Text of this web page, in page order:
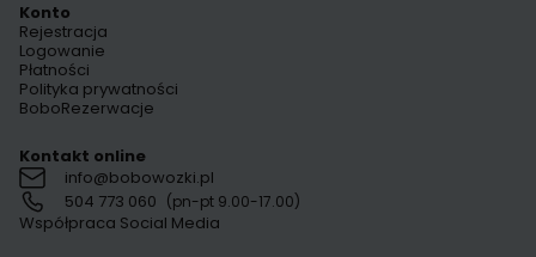
Konto
Rejestracja
Logowanie
Płatności
Polityka prywatności
BoboRezerwacje
Kontakt online
info@bobowozki.pl
504 773 060 (pn-pt 9.00-17.00)
Współpraca Social Media